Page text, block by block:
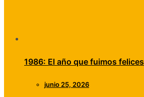
1986: El año que fuimos felices
junio 25, 2026